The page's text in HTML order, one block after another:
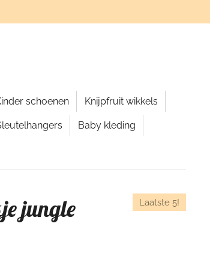
schoenen Knijpfruit wikkels
Baby kleding
jungle Laatste 5!